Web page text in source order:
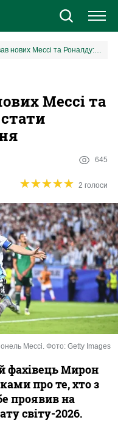
Маркевич назвав нових Мессі та Роналду: хто може стати символом покоління
Мессі та
645
★★★★★
★★★★★ 2 голоси
Мессі. Фото: Getty Images
фахівець Мирон
про те, хто з
проявив на
світу-2026.